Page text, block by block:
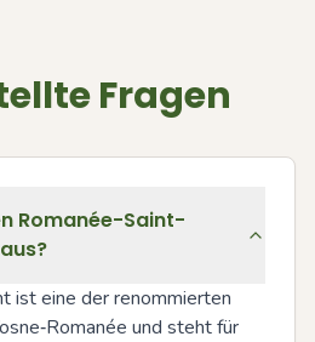
Fragen
Romanée-Saint-
ist eine der renommierten
und steht für